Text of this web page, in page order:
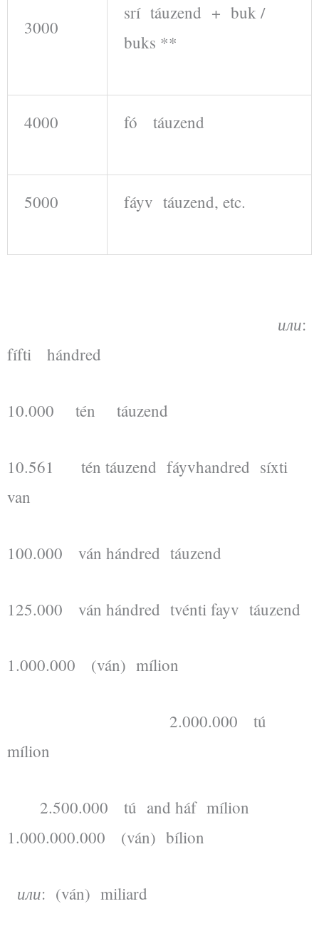
3000
srí táuzend + buk /
buks **
4000 fó táuzend
5000 fáyv táuzend, etc.
или:
fífti hándred
10.000 tén táuzend
10.561 tén táuzend fáyvhandred síxti
van
100.000 ván hándred táuzend
125.000 ván hándred tvénti fayv táuzend
1.000.000 (ván) mílion
2.000.000 tú
mílion
2.500.000 tú and háf mílion
1.000.000.000 (ván) bílion
или: (ván) miliard